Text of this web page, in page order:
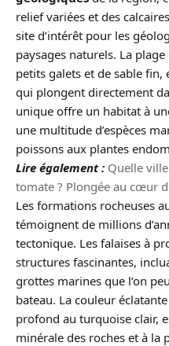
relief variées et des
site d’intérêt pour les
paysages naturels. La
petits galets et de sable fin,
qui plongent directement
unique offre un habitat à
une multitude d’espèces
poissons aux plantes
Lire également : Quelle
tomate ? Plongée au cœur
Les formations rocheuses
témoignent de millions
tectonique. Les falaises à
structures fascinantes,
grottes marines que l’on
bateau. La couleur
profond au turquoise clair,
minérale des roches et à la